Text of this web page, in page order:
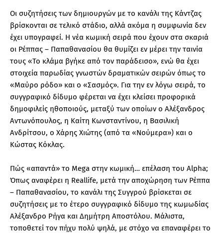
Οι συζητήσεις των δημιουργών με το κανάλι της Κάντζας
βρίσκονται σε τελικό στάδιο, αλλά ακόμα η συμφωνία δεν
έχει υπογραφεί. Η νέα κωμική σειρά που έχουν στα σκαριά
οι Ρέππας – Παπαθανασίου θα θυμίζει εν μέρει την ταινία
τους «Το κλάμα βγήκε από τον παράδεισο», ενώ θα έχει
στοιχεία παρωδίας γνωστών δραματικών σειρών όπως το
«Μαύρο ρόδο» και ο «Σασμός». Για την εν λόγω σειρά, το
συγγραφικό δίδυμο φέρεται να έχει κλείσει προφορικά
δημοφιλείς ηθοποιούς, μεταξύ των οποίων ο Αλέξανδρος
Αντωνόπουλος, η Καίτη Κωνσταντίνου, η Βασιλική
Ανδρίτσου, ο Χάρης Χιώτης (από τα «Νούμερα») και ο
Κώστας Κόκλας.
Πώς «απαντά» το Mega στην κωμική… επέλαση του Alpha;
Όπως αναφέρει η Reallife, μετά την αποχώρηση των Ρέππα
– Παπαθανασίου, το κανάλι της Συγγρού βρίσκεται σε
συζητήσεις με το έτερο συγγραφικό δίδυμο της κωμωδίας
Αλέξανδρο Ρήγα και Δημήτρη Αποστόλου. Μάλιστα,
τοποθετεί τον πήχυ πολύ ψηλά, με στόχο να επαναφέρει το